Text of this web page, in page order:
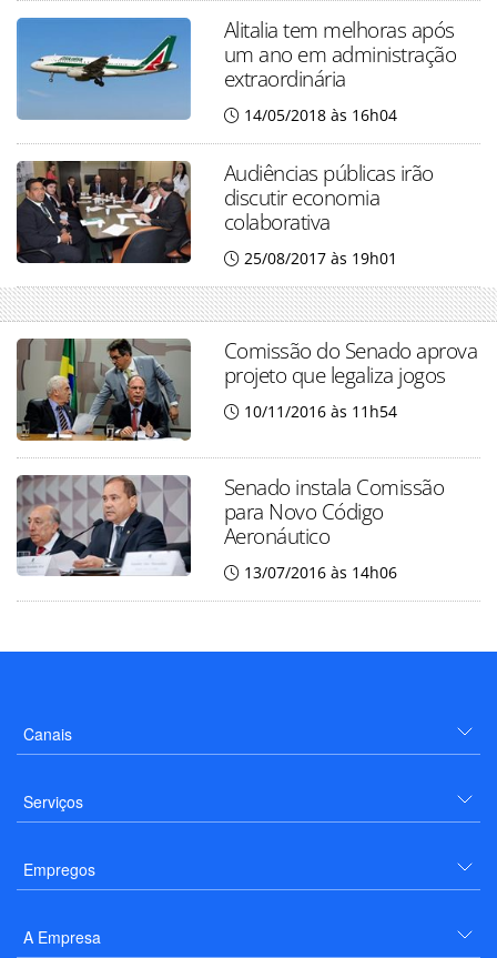
Alitalia tem melhoras após
um ano em administração
extraordinária
14/05/2018 às 16h04
Audiências públicas irão
discutir economia
colaborativa
25/08/2017 às 19h01
Comissão do Senado aprova
projeto que legaliza jogos
10/11/2016 às 11h54
Senado instala Comissão
para Novo Código
Aeronáutico
13/07/2016 às 14h06
Canais
Serviços
Empregos
A Empresa